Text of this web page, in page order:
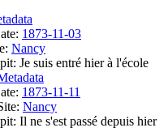
1873-11-03
Nancy
Je suis entré hier à l'école
1873-11-11
Nancy
Il ne s'est passé depuis hier